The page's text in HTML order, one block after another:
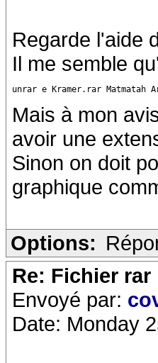
Regarde l'aide
Il me semble
unrar e Kramer.rar Matmatah
Mais à mon
avoir une
Sinon on doit
graphique
Options:
Re: Fichier rar
Envoyé par:
Date: Monday